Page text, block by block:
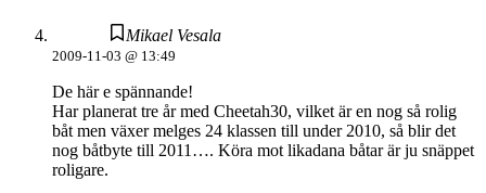
Mikael Vesala
2009-11-03 @ 13:49
De här e spännande!
Har planerat tre år med Cheetah30, vilket är en nog så rolig
båt men växer melges 24 klassen till under 2010, så blir det
nog båtbyte till 2011…. Köra mot likadana båtar är ju snäppet
roligare.